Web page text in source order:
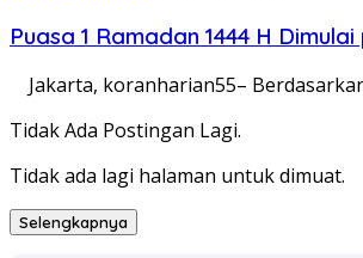
Puasa 1 Ramadan 1444 H
Jakarta, koranharian55–
Tidak Ada Postingan Lagi.
Tidak ada lagi halaman untuk dimuat.
Selengkapnya